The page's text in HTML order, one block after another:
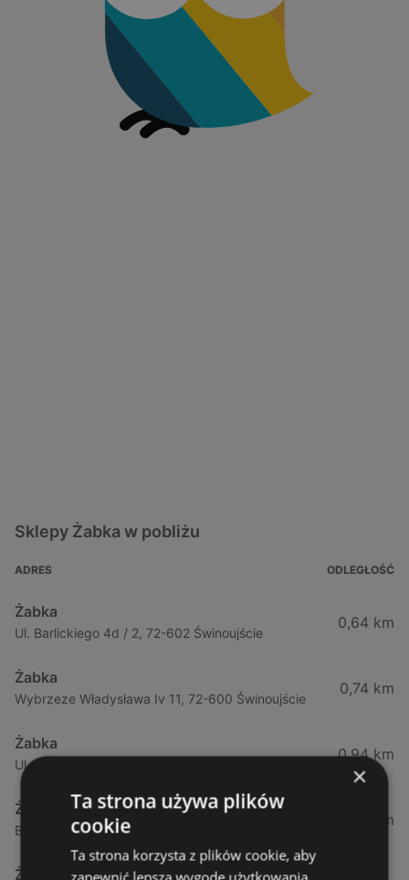
Sklepy Żabka w pobliżu
ADRES ODLEGŁOŚĆ
Żabka
Ul. Barlickiego 4d / 2, 72-602 Świnoujście
0,64 km
Żabka
Wybrzeze Władysława Iv 11, 72-600 Świnoujście
0,74 km
Żabka
Ul. Bohaterów Września 49, 72-600 Świnoujście
0,94 km
Żabka
Bohaterów Września 52, 72-600 Świnoujście
1,02 km
Żabka
×
Ta strona używa plików
cookie
Ta strona korzysta z plików cookie, aby